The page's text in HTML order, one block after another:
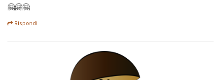
🤗🤗🤗
Rispondi